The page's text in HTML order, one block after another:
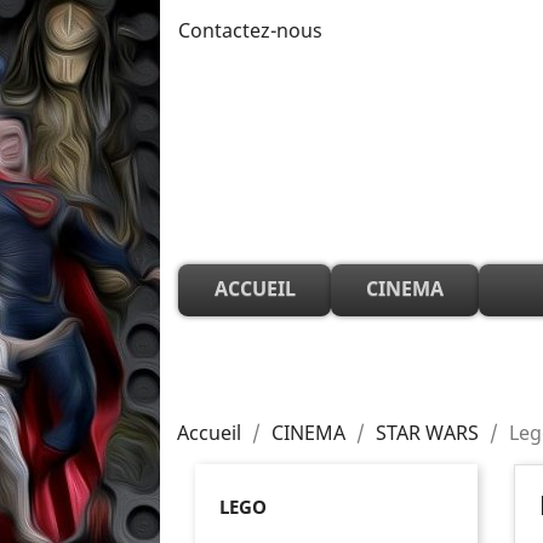
Contactez-nous
ACCUEIL CINEMA
Accueil CINEMA STAR WARS
LEGO